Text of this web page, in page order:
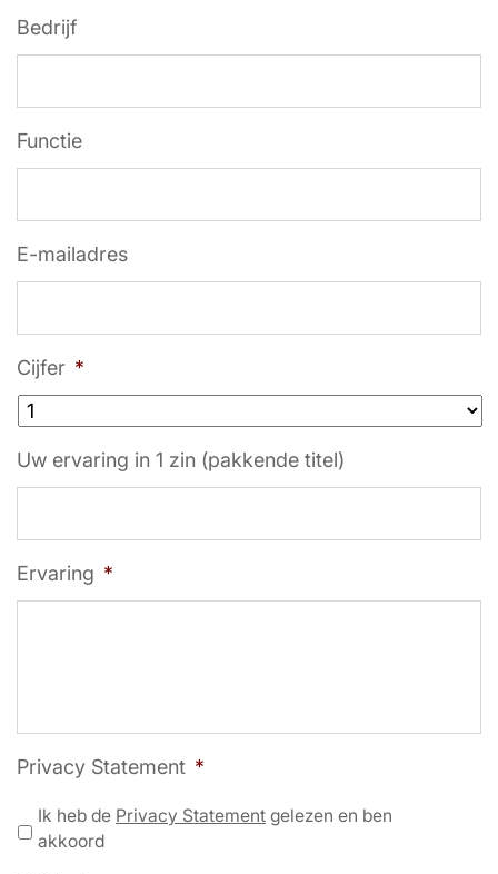
Bedrijf
Functie
E-mailadres
Cijfer *
Uw ervaring in 1 zin (pakkende titel)
Ervaring *
Privacy Statement *
Ik heb de Privacy Statement gelezen en ben
akkoord